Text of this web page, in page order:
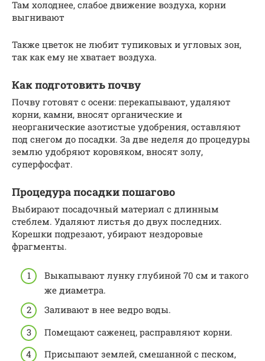
Там холоднее, слабое движение воздуха, корни
выгнивают
Также цветок не любит тупиковых и угловых зон,
так как ему не хватает воздуха.
Как подготовить почву
Почву готовят с осени: перекапывают, удаляют
корни, камни, вносят органические и
неорганические азотистые удобрения, оставляют
под снегом до посадки. За две неделя до процедуры
землю удобряют коровяком, вносят золу,
суперфосфат.
Процедура посадки пошагово
Выбирают посадочный материал с длинным
стеблем. Удаляют листья до двух последних.
Корешки подрезают, убирают нездоровые
фрагменты.
Выкапывают лунку глубиной 70 см и такого
же диаметра.
Заливают в нее ведро воды.
Помещают саженец, расправляют корни.
Присыпают землей, смешанной с песком,